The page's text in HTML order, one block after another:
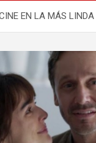
EN LA MÁS LINDA